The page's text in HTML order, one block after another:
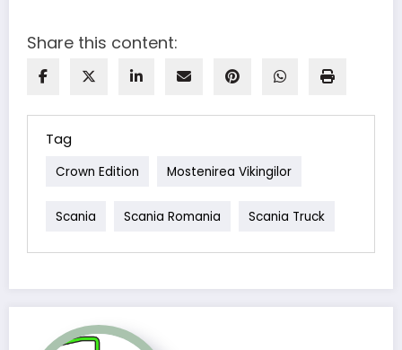
Share this content:
Tag
Crown Edition Mostenirea Vikingilor
Scania Scania Romania Scania Truck